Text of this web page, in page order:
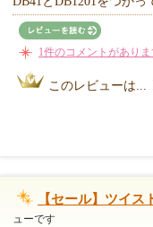
1件のコメントがありま
このレビューは...
【セール】ツイ
ューです